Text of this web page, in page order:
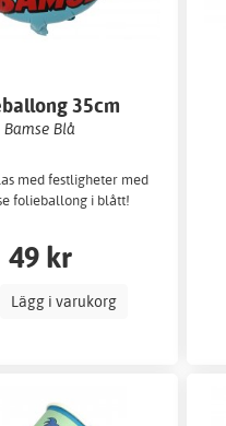
35cm
Bamse Blå
med festligheter med
folieballong i blått!
49 kr
Lägg i varukorg